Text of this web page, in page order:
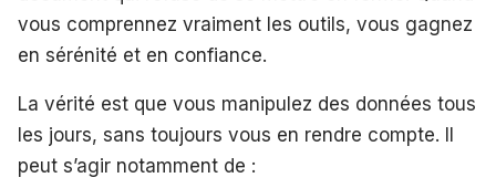
vous comprennez vraiment les outils, vous gagnez
en sérénité et en confiance.
La vérité est que vous manipulez des données tous
les jours, sans toujours vous en rendre compte. Il
peut s’agir notamment de :